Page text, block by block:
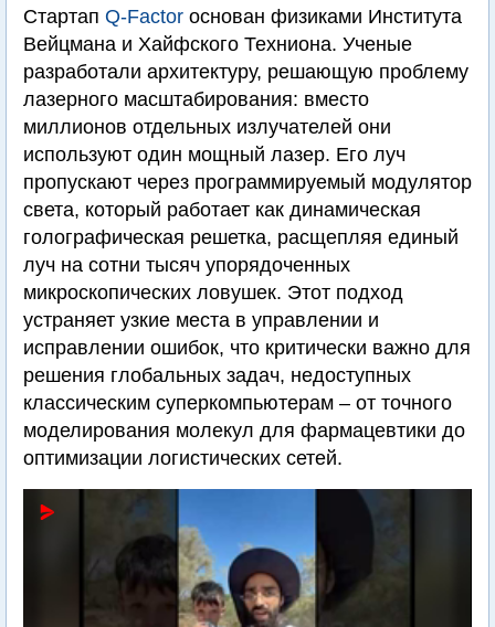
Стартап Q-Factor основан физиками Института
Вейцмана и Хайфского Техниона. Ученые
разработали архитектуру, решающую проблему
лазерного масштабирования: вместо
миллионов отдельных излучателей они
используют один мощный лазер. Его луч
пропускают через программируемый модулятор
света, который работает как динамическая
голографическая решетка, расщепляя единый
луч на сотни тысяч упорядоченных
микроскопических ловушек. Этот подход
устраняет узкие места в управлении и
исправлении ошибок, что критически важно для
решения глобальных задач, недоступных
классическим суперкомпьютерам – от точного
моделирования молекул для фармацевтики до
оптимизации логистических сетей.